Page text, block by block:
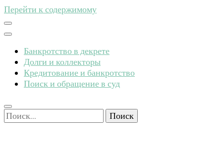
Перейти к содержимому
Банкротство в декрете
Долги и коллекторы
Кредитование и банкротство
Поиск и обращение в суд
Найти: